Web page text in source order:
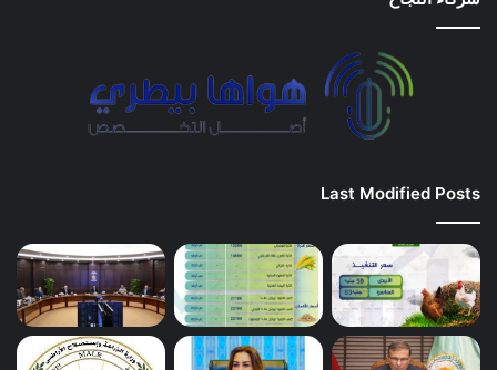
Last Modified Posts